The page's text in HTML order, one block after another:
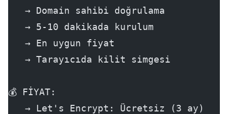
   → Domain sahibi doğrulama
   → 5-10 dakikada kurulum
   → En uygun fiyat
   → Tarayıcıda kilit simgesi
💰 FİYAT:
   → Let's Encrypt: Ücretsiz (3 ay)